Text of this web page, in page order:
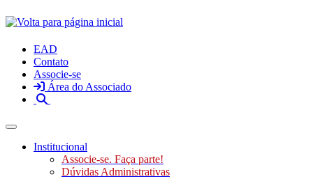
EAD
Contato
Associe-se
Área do Associado
Toggle navigation
Institucional
Associe-se. Faça parte!
Dúvidas Administrativas